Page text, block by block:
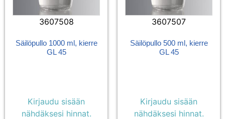
3607508
Säilöpullo 1000 ml, kierre
GL 45
Kirjaudu sisään
nähdäksesi hinnat.
3607507
Säilöpullo 500 ml, kierre
GL 45
Kirjaudu sisään
nähdäksesi hinnat.